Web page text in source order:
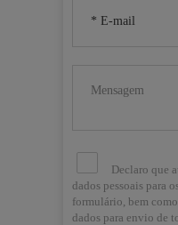
Declaro que
dados pessoais para
formulário, bem
dados para envio de